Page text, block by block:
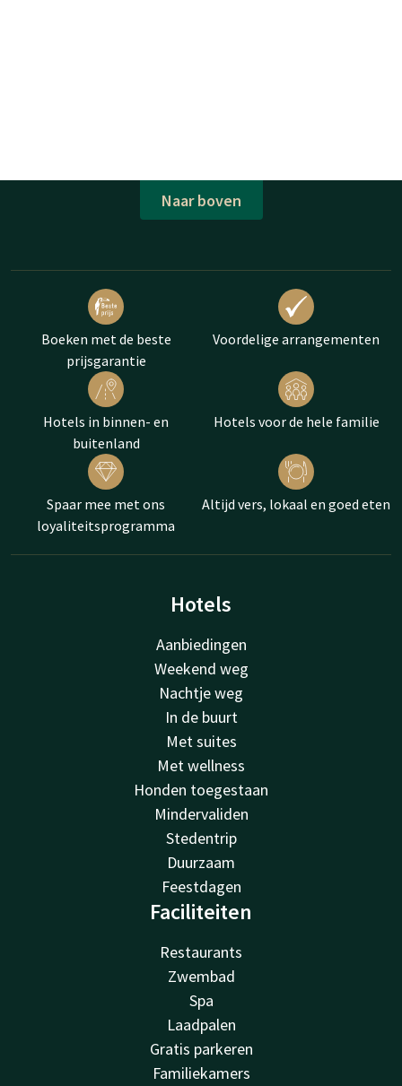
Naar boven
Boeken met de beste
prijsgarantie
Voordelige arrangementen
Hotels in binnen- en
buitenland
Hotels voor de hele familie
Spaar mee met ons
loyaliteitsprogramma
Altijd vers, lokaal en goed eten
Hotels
Aanbiedingen
Weekend weg
Nachtje weg
In de buurt
Met suites
Met wellness
Honden toegestaan
Mindervaliden
Stedentrip
Duurzaam
Feestdagen
Faciliteiten
Restaurants
Zwembad
Spa
Laadpalen
Gratis parkeren
Familiekamers